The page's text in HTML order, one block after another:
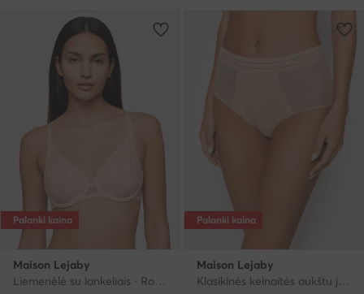
Palanki kaina
Maison Lejaby
Liemenėlė su lankeliais · Rožinė
Palanki kaina
Maison Lejaby
Klasikinės kelnaitės aukštu juosmeniu · Smėlio